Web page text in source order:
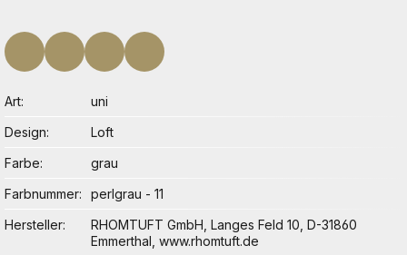
Art
uni
Design
Loft
Farbe
grau
Farbnummer
perlgrau - 11
Hersteller
RHOMTUFT GmbH, Langes Feld 10, D-31860
Emmerthal, www.rhomtuft.de